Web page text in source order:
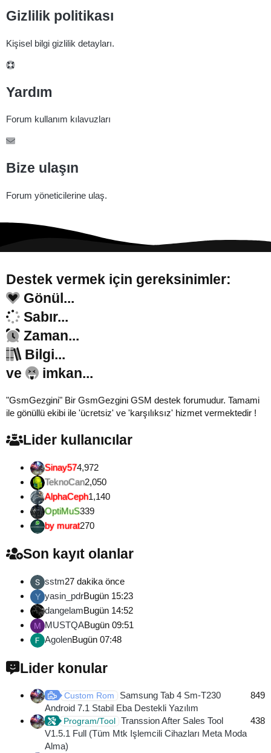
Gizlilik politikası
Kişisel bilgi gizlilik detayları.
Yardım
Forum kullanım kılavuzları
Bize ulaşın
Forum yöneticilerine ulaş.
Destek vermek için gereksinimler:
Gönül...
Sabır...
Zaman...
Bilgi...
ve
imkan...
"GsmGezgini" Bir GsmGezgini GSM destek forumudur. Tamami
ile gönüllü ekibi ile 'ücretsiz' ve 'karşılıksız' hizmet vermektedir !
Lider kullanıcılar
Sinay574,972
TeknoCan2,050
AlphaCeph1,140
OptiMuS339
by murat270
Son kayıt olanlar
sstm27 dakika önce
Y yasin_pdrBugün 15:23
dangelamBugün 14:52
M MUSTQABugün 09:51
AgolenBugün 07:48
Lider konular
Custom Rom
Samsung Tab 4 Sm-T230
Android 7.1 Stabil Eba Destekli Yazılım
849
Program/Tool
Transsion After Sales Tool
V1.5.1 Full (Tüm Mtk Işlemcili Cihazları Meta Moda
Alma)
438